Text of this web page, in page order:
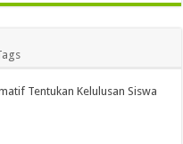
Tentukan Kelulusan Siswa